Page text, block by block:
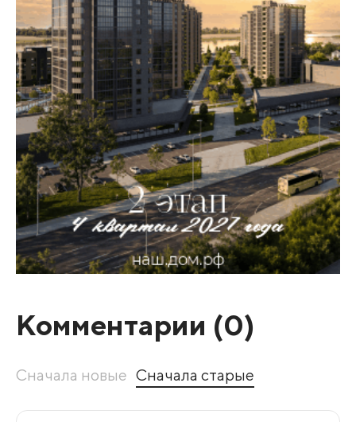
Комментарии (0)
Сначала новые Сначала старые